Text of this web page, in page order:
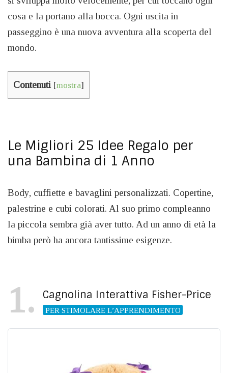
cosa e la portano alla bocca. Ogni uscita in
passeggino è una nuova avventura alla scoperta del
mondo.
Contenuti [mostra]
Le Migliori 25 Idee Regalo per
una Bambina di 1 Anno
Body, cuffiette e bavaglini personalizzati. Copertine,
palestrine e cubi colorati. Al suo primo compleanno
la piccola sembra già aver tutto. Ad un anno di età la
bimba però ha ancora tantissime esigenze.
1 Cagnolina Interattiva Fisher-Price
PER STIMOLARE L’APPRENDIMENTO